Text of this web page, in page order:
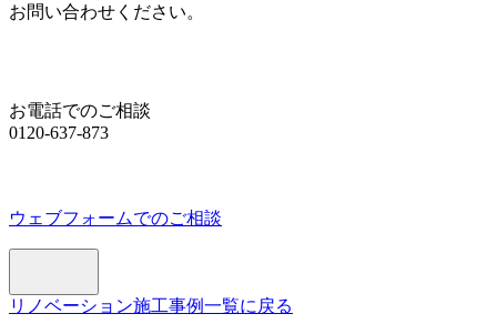
お問い合わせください。
お電話でのご相談
0120-637-873
ウェブフォームでのご相談
リノベーション施工事例一覧に戻る